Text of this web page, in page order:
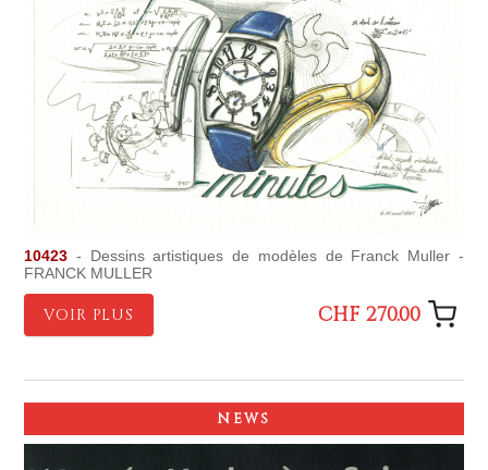
10423 - Dessins artistiques de modèles de Franck Muller -
FRANCK MULLER
VOIR PLUS CHF 270.00